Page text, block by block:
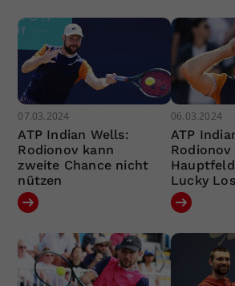
07.03.2024
ATP Indian Wells:
Rodionov kann
zweite Chance nicht
nützen
06.03.2024
ATP
Lucky